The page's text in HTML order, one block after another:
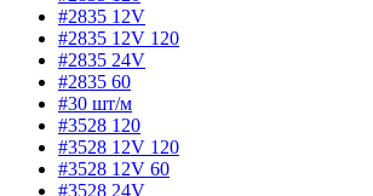
#2835 12V
#2835 12V 120
#2835 24V
#2835 60
#30 шт/м
#3528 120
#3528 12V 120
#3528 12V 60
#3528 24V